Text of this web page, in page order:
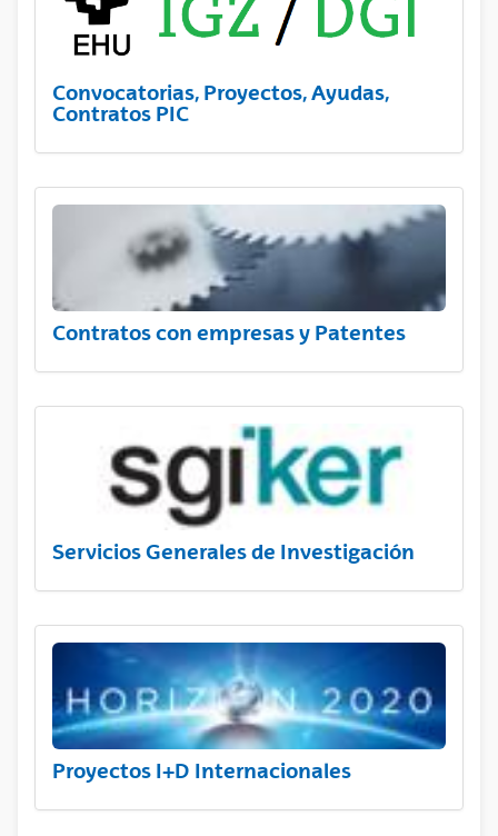
Convocatorias, Proyectos, Ayudas,
Contratos PIC
Contratos con empresas y Patentes
Servicios Generales de Investigación
Proyectos I+D Internacionales